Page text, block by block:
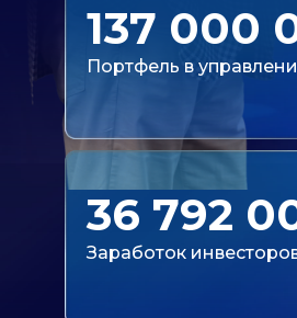
137 000
Портфель в
36 792
Заработок